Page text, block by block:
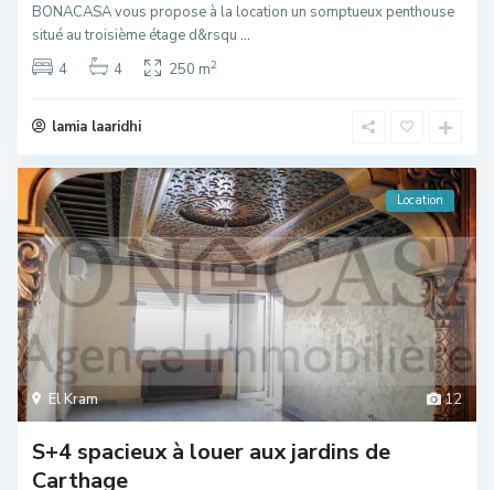
BONACASA vous propose à la location un somptueux penthouse
situé au troisième étage d&rsqu ...
4
4 250 m2
lamia laaridhi
12
El Kram
Location
S+4 spacieux à louer aux jardins de
Carthage